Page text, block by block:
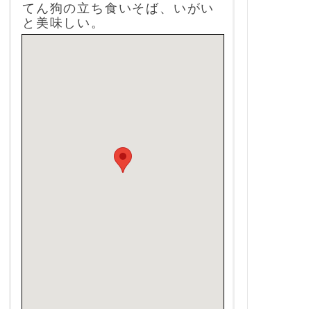
てん狗の立ち食いそば、いがい
と美味しい。